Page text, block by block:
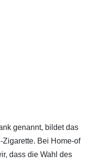
genannt, bildet das
Zigarette. Bei Home-of
dass die Wahl des